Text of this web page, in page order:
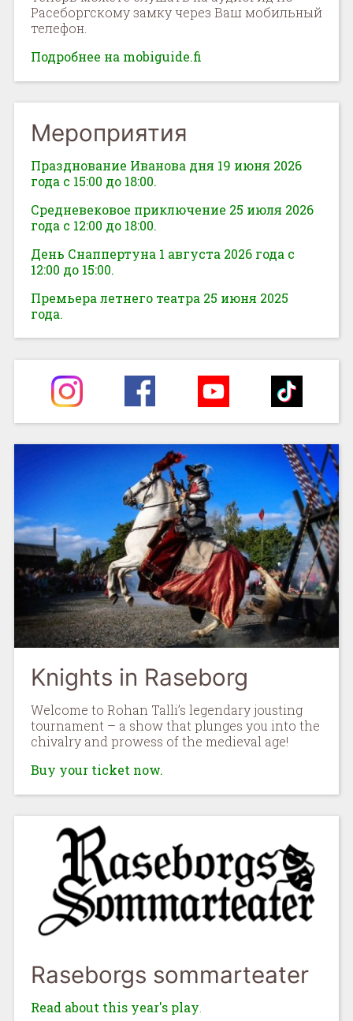
Расеборгскому замку через Ваш мобильный
телефон.
Подробнее на mobiguide.fi
Мероприятия
Празднование Иванова дня 19 июня 2026
года с 15:00 до 18:00.
Средневековое приключение 25 июля 2026
года с 12:00 до 18:00.
День Снаппертуна 1 августа 2026 года с
12:00 до 15:00.
Премьера летнего театра 25 июня 2025
года.
Knights in Raseborg
Welcome to Rohan Talli’s legendary jousting
tournament – a show that plunges you into the
chivalry and prowess of the medieval age!
Buy your ticket now.
Raseborgs sommarteater
Read about this year's play.